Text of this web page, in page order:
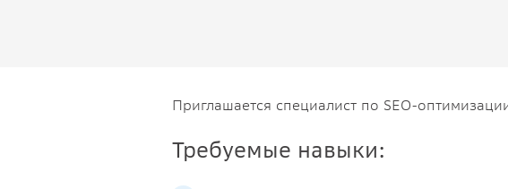
Приглашается специалист по SEO-
Требуемые навыки: